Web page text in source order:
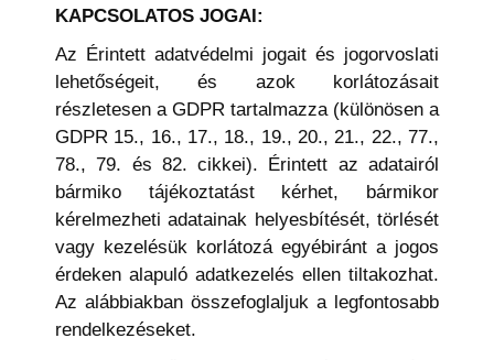
KAPCSOLATOS JOGAI:
Az Érintett adatvédelmi jogait és jogorvoslati
lehetőségeit, és azok korlátozásait
részletesen a GDPR tartalmazza (különösen a
GDPR 15., 16., 17., 18., 19., 20., 21., 22., 77.,
78., 79. és 82. cikkei). Érintett az adatairól
bármiko tájékoztatást kérhet, bármikor
kérelmezheti adatainak helyesbítését, törlését
vagy kezelésük korlátozá egyébiránt a jogos
érdeken alapuló adatkezelés ellen tiltakozhat.
Az alábbiakban összefoglaljuk a legfontosabb
rendelkezéseket.